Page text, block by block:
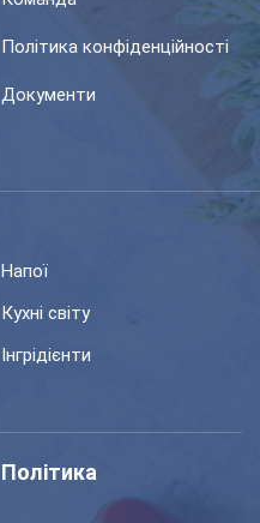
Політика конфіденційності
Документи
Напої
Кухні світу
Інгрідієнти
Політика